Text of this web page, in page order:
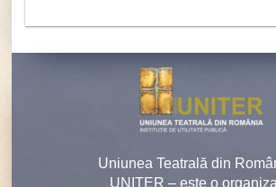
Uniunea Teatrală din
UNITER – este o